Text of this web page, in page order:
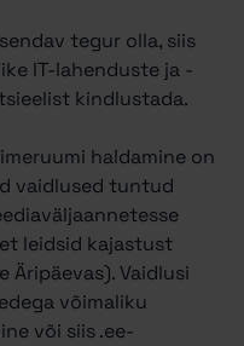
tegur olla, siis
IT-lahenduste ja -
kindlustada.
haldamine on
vaidlused tuntud
leidsid kajastust
Äripäevas). Vaidlusi
võimaliku
või siis .ee-